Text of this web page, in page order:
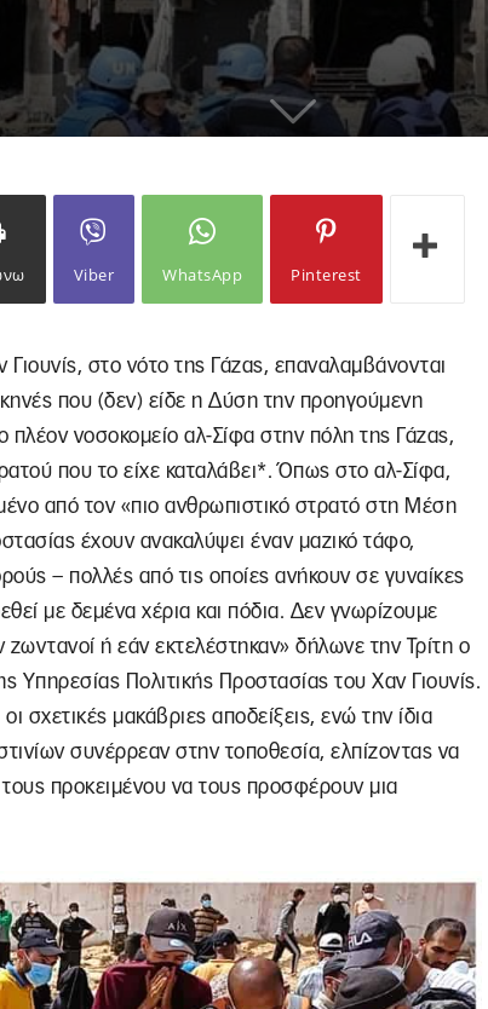
Viber WhatsApp Pinterest
στο νότο της Γάζας, επαναλαμβάνονται
που (δεν) είδε η Δύση την προηγούμενη
νοσοκομείο αλ-Σίφα στην πόλη της Γάζας,
που το είχε καταλάβει*. Όπως στο αλ-Σίφα,
από τον «πιο ανθρωπιστικό στρατό στη Μέση
έχουν ανακαλύψει έναν μαζικό τάφο,
– πολλές από τις οποίες ανήκουν σε γυναίκες
με δεμένα χέρια και πόδια. Δεν γνωρίζουμε
ή εάν εκτελέστηκαν» δήλωνε την Τρίτη ο
Υπηρεσίας Πολιτικής Προστασίας του Χαν Γιουνίς.
σχετικές μακάβριες αποδείξεις, ενώ την ίδια
συνέρρεαν στην τοποθεσία, ελπίζοντας να
προκειμένου να τους προσφέρουν μια